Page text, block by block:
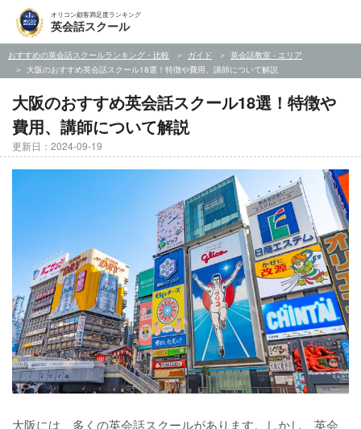
オリコン顧客満足度ランキング
英会話スクール
おすすめの英会話スクールランキング・比較 ガイド
英会話教室 - エリア
大阪のおすすめ英会話スクール18選！特徴や費用、講師について解説
大阪のおすすめ英会話スクール18選！特徴や
費用、講師について解説
更新日：2024-09-19
大阪には、多くの英会話スクールがあります。しかし、英会